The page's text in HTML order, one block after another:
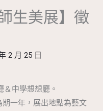
生美展】徵
2 月 25 日
中學想想廳。
一年，展出地點為藝文